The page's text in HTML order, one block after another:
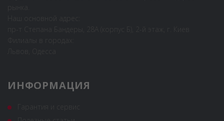
ИНФОРМАЦИЯ